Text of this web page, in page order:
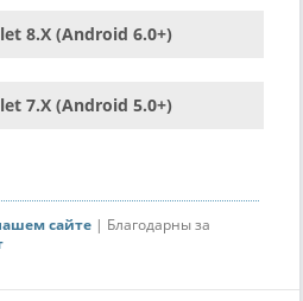
8.X (Android 6.0+)
7.X (Android 5.0+)
сайте | Благодарны за